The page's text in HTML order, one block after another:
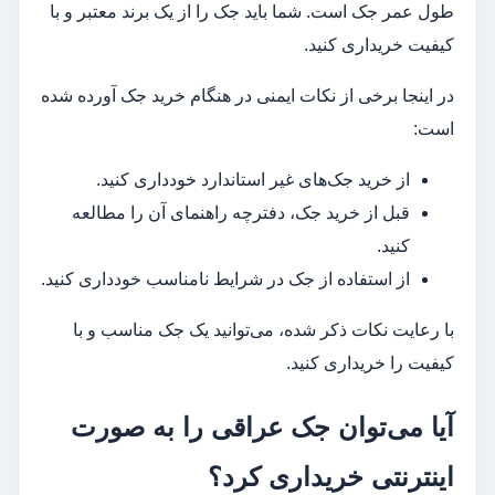
طول عمر جک است. شما باید جک را از یک برند معتبر و با
کیفیت خریداری کنید.
در اینجا برخی از نکات ایمنی در هنگام خرید جک آورده شده
است:
از خرید جک‌های غیر استاندارد خودداری کنید.
قبل از خرید جک، دفترچه راهنمای آن را مطالعه
کنید.
از استفاده از جک در شرایط نامناسب خودداری کنید.
با رعایت نکات ذکر شده، می‌توانید یک جک مناسب و با
کیفیت را خریداری کنید.
آیا می‌توان جک عراقی را به صورت
اینترنتی خریداری کرد؟